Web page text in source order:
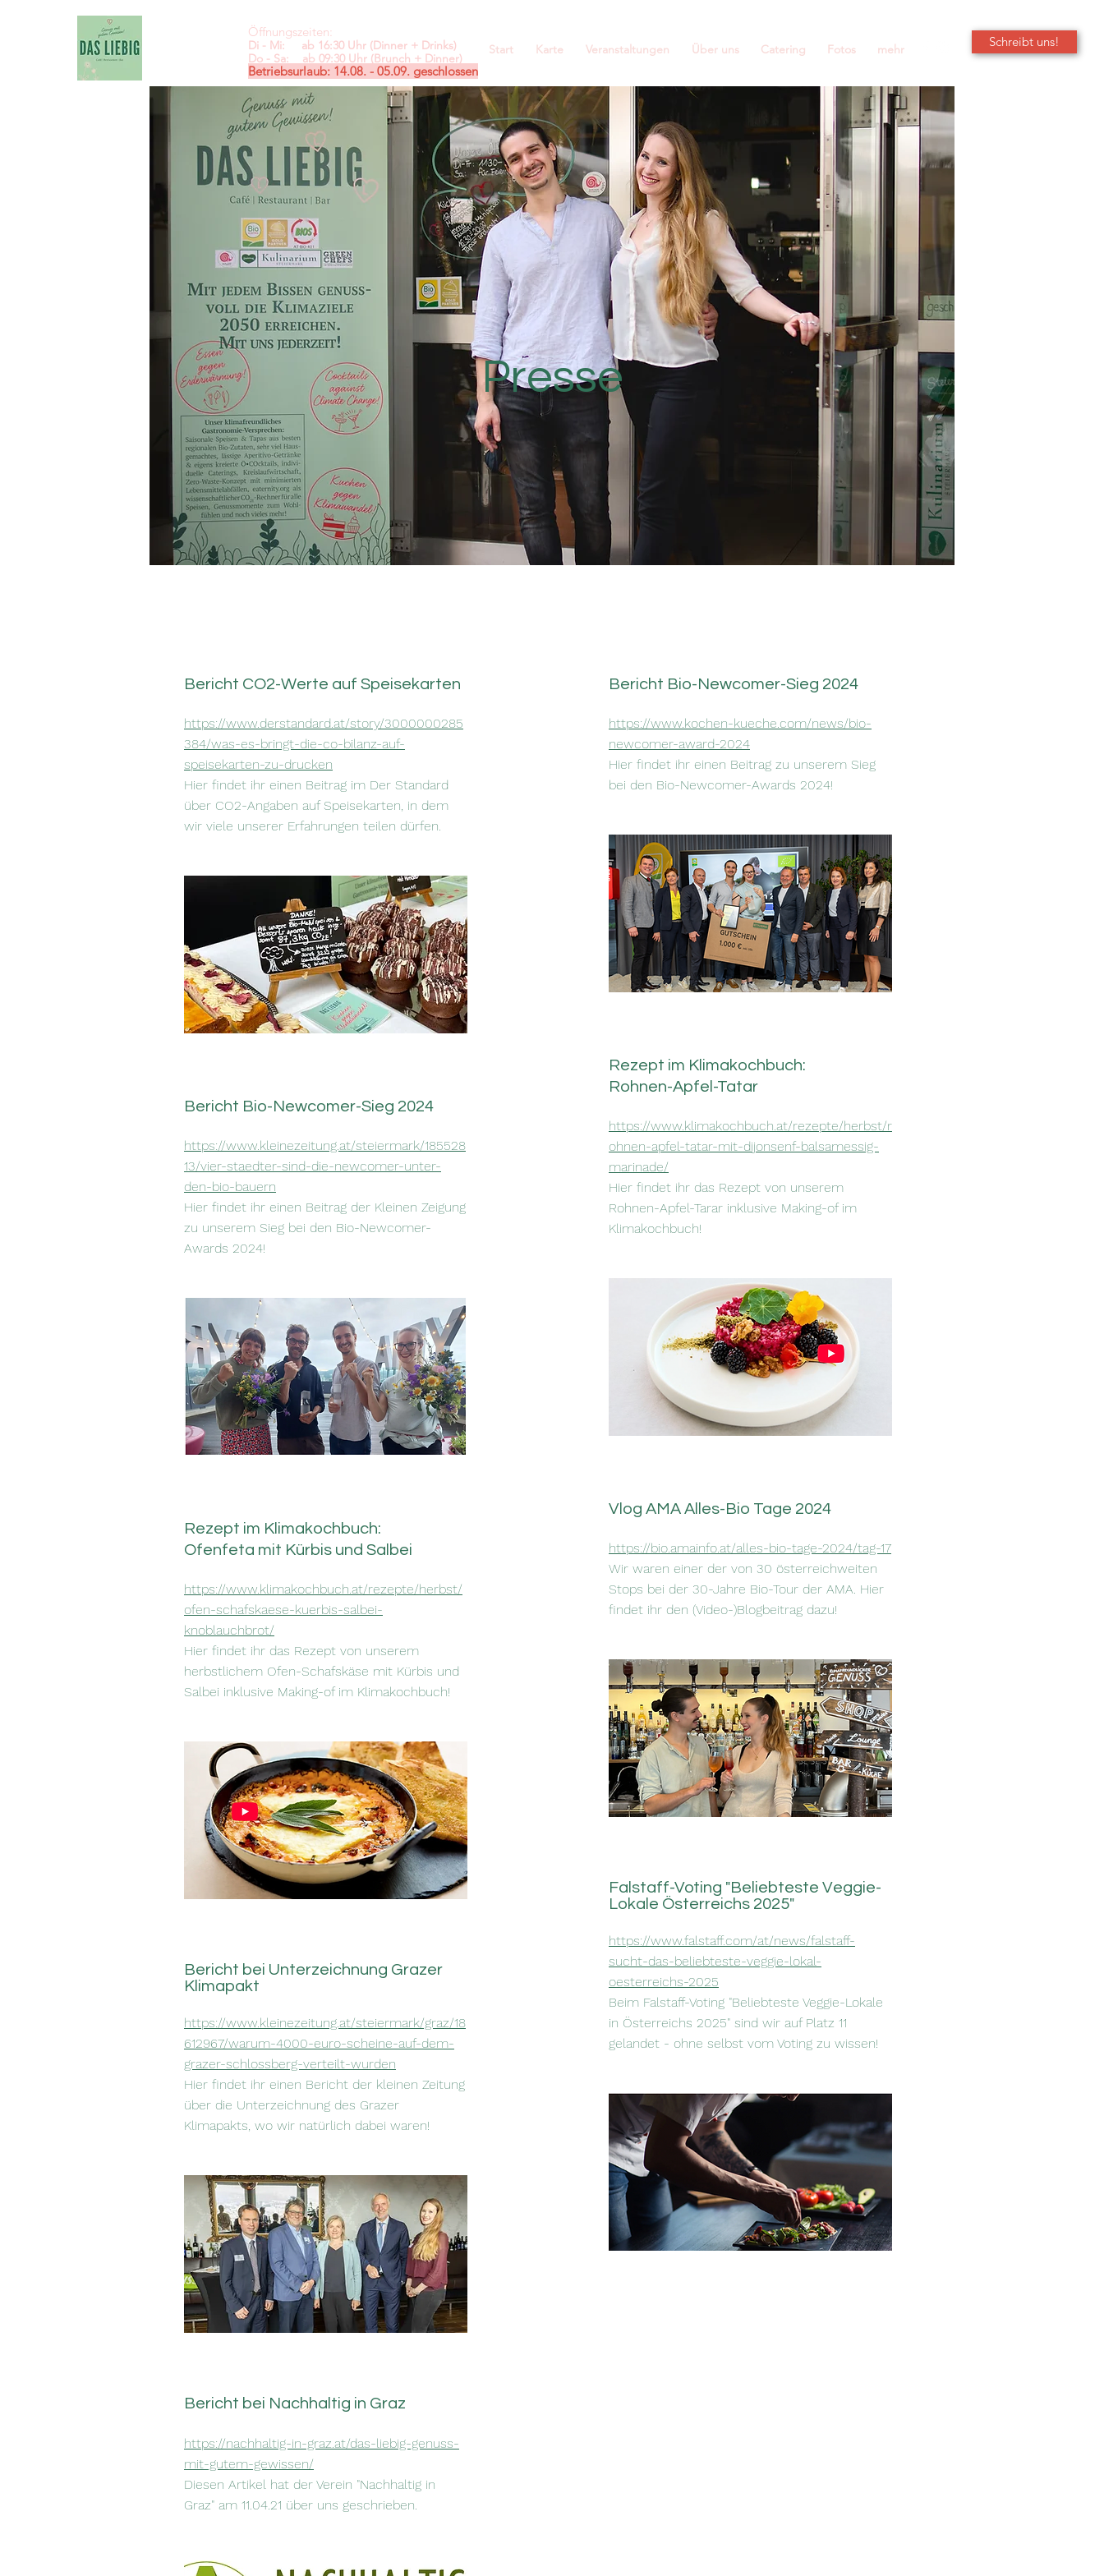
Schreibt uns!
Öffnungszeiten:
Di - Mi: ab 16:30 Uhr (Dinner + Drinks)
Do - Sa: ab 09:30 Uhr (Brunch + Dinner)
Betriebsurlaub: 14.08. - 05.09. geschlossen
Start Karte Veranstaltungen Über uns Catering Fotos mehr
Presse
Bericht CO2-Werte auf Speisekarten
https://www.derstandard.at/story/3000000285
384/was-es-bringt-die-co-bilanz-auf-
speisekarten-zu-drucken
Hier findet ihr einen Beitrag im Der Standard
über CO2-Angaben auf Speisekarten, in dem
wir viele unserer Erfahrungen teilen dürfen.
Bericht Bio-Newcomer-Sieg 2024
https://www.kleinezeitung.at/steiermark/185528
13/vier-staedter-sind-die-newcomer-unter-
den-bio-bauern
Hier findet ihr einen Beitrag der Kleinen Zeigung
zu unserem Sieg bei den Bio-Newcomer-
Awards 2024!
Rezept im Klimakochbuch:
Ofenfeta mit Kürbis und Salbei
https://www.klimakochbuch.at/rezepte/herbst/
ofen-schafskaese-kuerbis-salbei-
knoblauchbrot/
Hier findet ihr das Rezept von unserem
herbstlichem Ofen-Schafskäse mit Kürbis und
Salbei inklusive Making-of im Klimakochbuch!
Bericht bei Unterzeichnung Grazer
Klimapakt
https://www.kleinezeitung.at/steiermark/graz/18
612967/warum-4000-euro-scheine-auf-dem-
grazer-schlossberg-verteilt-wurden
Hier findet ihr einen Bericht der kleinen Zeitung
über die Unterzeichnung des Grazer
Klimapakts, wo wir natürlich dabei waren!
Bericht bei Nachhaltig in Graz
https://nachhaltig-in-graz.at/das-liebig-genuss-
mit-gutem-gewissen/
Diesen Artikel hat der Verein "Nachhaltig in
Graz" am 11.04.21 über uns geschrieben.
Bericht Bio-Newcomer-Sieg 2024
https://www.kochen-kueche.com/news/bio-
newcomer-award-2024
Hier findet ihr einen Beitrag zu unserem Sieg
bei den Bio-Newcomer-Awards 2024!
Rezept im Klimakochbuch:
Rohnen-Apfel-Tatar
https://www.klimakochbuch.at/rezepte/herbst/r
ohnen-apfel-tatar-mit-dijonsenf-balsamessig-
marinade/
Hier findet ihr das Rezept von unserem
Rohnen-Apfel-Tarar inklusive Making-of im
Klimakochbuch!
Vlog AMA Alles-Bio Tage 2024
https://bio.amainfo.at/alles-bio-tage-2024/tag-17
Wir waren einer der von 30 österreichweiten
Stops bei der 30-Jahre Bio-Tour der AMA. Hier
findet ihr den (Video-)Blogbeitrag dazu!
Falstaff-Voting "Beliebteste Veggie-
Lokale Österreichs 2025"
https://www.falstaff.com/at/news/falstaff-
sucht-das-beliebteste-veggie-lokal-
oesterreichs-2025
Beim Falstaff-Voting "Beliebteste Veggie-Lokale
in Österreichs 2025" sind wir auf Platz 11
gelandet - ohne selbst vom Voting zu wissen!